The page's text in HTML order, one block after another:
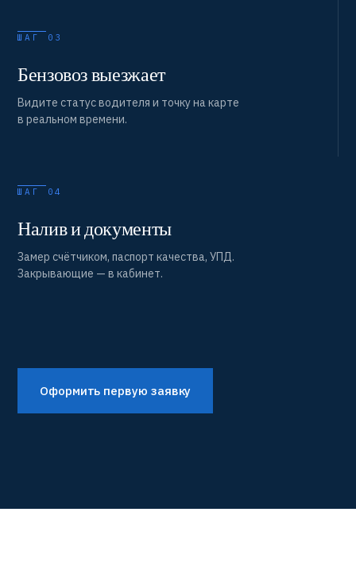
ШАГ 03
Бензовоз выезжает
Видите статус водителя и точку на карте
в реальном времени.
ШАГ 04
Налив и документы
Замер счётчиком, паспорт качества, УПД.
Закрывающие — в кабинет.
Оформить первую заявку